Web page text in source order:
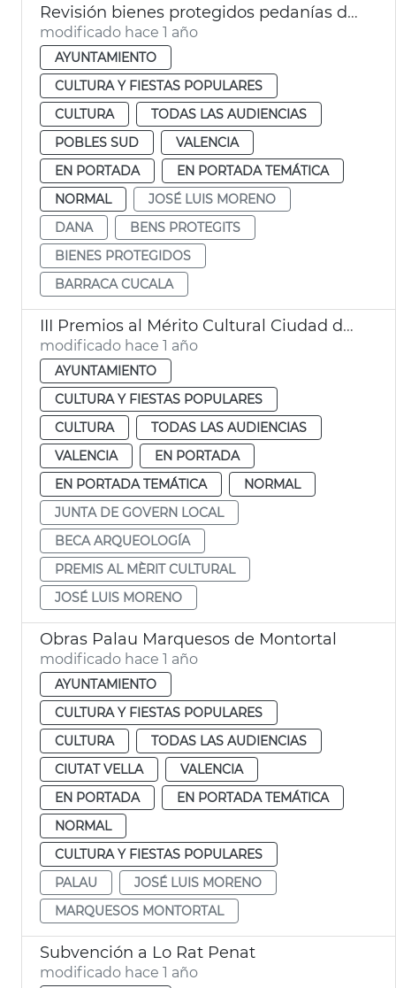
Revisión bienes protegidos pedanías dana
modificado hace 1 año
AYUNTAMIENTO
CULTURA Y FIESTAS POPULARES
CULTURA
TODAS LAS AUDIENCIAS
POBLES SUD
VALENCIA
EN PORTADA
EN PORTADA TEMÁTICA
NORMAL
JOSÉ LUIS MORENO
DANA
BENS PROTEGITS
BIENES PROTEGIDOS
BARRACA CUCALA
III Premios al Mérito Cultural Ciudad de València
modificado hace 1 año
AYUNTAMIENTO
CULTURA Y FIESTAS POPULARES
CULTURA
TODAS LAS AUDIENCIAS
VALENCIA
EN PORTADA
EN PORTADA TEMÁTICA
NORMAL
JUNTA DE GOVERN LOCAL
BECA ARQUEOLOGÍA
PREMIS AL MÈRIT CULTURAL
JOSÉ LUIS MORENO
Obras Palau Marquesos de Montortal
modificado hace 1 año
AYUNTAMIENTO
CULTURA Y FIESTAS POPULARES
CULTURA
TODAS LAS AUDIENCIAS
CIUTAT VELLA
VALENCIA
EN PORTADA
EN PORTADA TEMÁTICA
NORMAL
CULTURA Y FIESTAS POPULARES
PALAU
JOSÉ LUIS MORENO
MARQUESOS MONTORTAL
Subvención a Lo Rat Penat
modificado hace 1 año